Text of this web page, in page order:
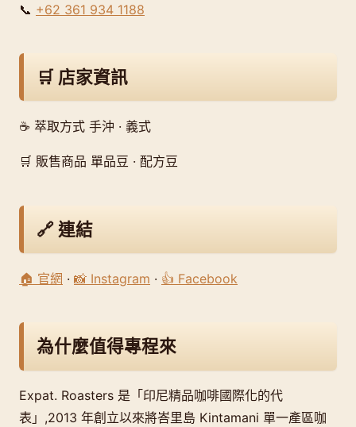
📞 +62 361 934 1188
🛒 店家資訊
☕ 萃取方式 手沖 · 義式
🛒 販售商品 單品豆 · 配方豆
🔗 連結
🏠 官網 · 📸 Instagram · 👍 Facebook
為什麼值得專程來
Expat. Roasters 是「印尼精品咖啡國際化的代
表」,2013 年創立以來將峇里島 Kintamani 單一產區咖